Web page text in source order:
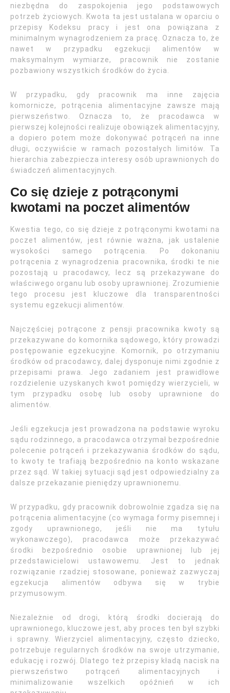
niezbędna do zaspokojenia jego podstawowych
potrzeb życiowych. Kwota ta jest ustalana w oparciu o
przepisy Kodeksu pracy i jest ona powiązana z
minimalnym wynagrodzeniem za pracę. Oznacza to, że
nawet w przypadku egzekucji alimentów w
maksymalnym wymiarze, pracownik nie zostanie
pozbawiony wszystkich środków do życia.
W przypadku, gdy pracownik ma inne zajęcia
komornicze, potrącenia alimentacyjne zawsze mają
pierwszeństwo. Oznacza to, że pracodawca w
pierwszej kolejności realizuje obowiązek alimentacyjny,
a dopiero potem może dokonywać potrąceń na inne
długi, oczywiście w ramach pozostałych limitów. Ta
hierarchia zabezpiecza interesy osób uprawnionych do
świadczeń alimentacyjnych.
Co się dzieje z potrąconymi
kwotami na poczet alimentów
Kwestia tego, co się dzieje z potrąconymi kwotami na
poczet alimentów, jest równie ważna, jak ustalenie
wysokości samego potrącenia. Po dokonaniu
potrącenia z wynagrodzenia pracownika, środki te nie
pozostają u pracodawcy, lecz są przekazywane do
właściwego organu lub osoby uprawnionej. Zrozumienie
tego procesu jest kluczowe dla transparentności
systemu egzekucji alimentów.
Najczęściej potrącone z pensji pracownika kwoty są
przekazywane do komornika sądowego, który prowadzi
postępowanie egzekucyjne. Komornik, po otrzymaniu
środków od pracodawcy, dalej dysponuje nimi zgodnie z
przepisami prawa. Jego zadaniem jest prawidłowe
rozdzielenie uzyskanych kwot pomiędzy wierzycieli, w
tym przypadku osobę lub osoby uprawnione do
alimentów.
Jeśli egzekucja jest prowadzona na podstawie wyroku
sądu rodzinnego, a pracodawca otrzymał bezpośrednie
polecenie potrąceń i przekazywania środków do sądu,
to kwoty te trafiają bezpośrednio na konto wskazane
przez sąd. W takiej sytuacji sąd jest odpowiedzialny za
dalsze przekazanie pieniędzy uprawnionemu.
W przypadku, gdy pracownik dobrowolnie zgadza się na
potrącenia alimentacyjne (co wymaga formy pisemnej i
zgody uprawnionego, jeśli nie ma tytułu
wykonawczego), pracodawca może przekazywać
środki bezpośrednio osobie uprawnionej lub jej
przedstawicielowi ustawowemu. Jest to jednak
rozwiązanie rzadziej stosowane, ponieważ zazwyczaj
egzekucja alimentów odbywa się w trybie
przymusowym.
Niezależnie od drogi, którą środki docierają do
uprawnionego, kluczowe jest, aby proces ten był szybki
i sprawny. Wierzyciel alimentacyjny, często dziecko,
potrzebuje regularnych środków na swoje utrzymanie,
edukację i rozwój. Dlatego też przepisy kładą nacisk na
pierwszeństwo potrąceń alimentacyjnych i
minimalizowanie wszelkich opóźnień w ich